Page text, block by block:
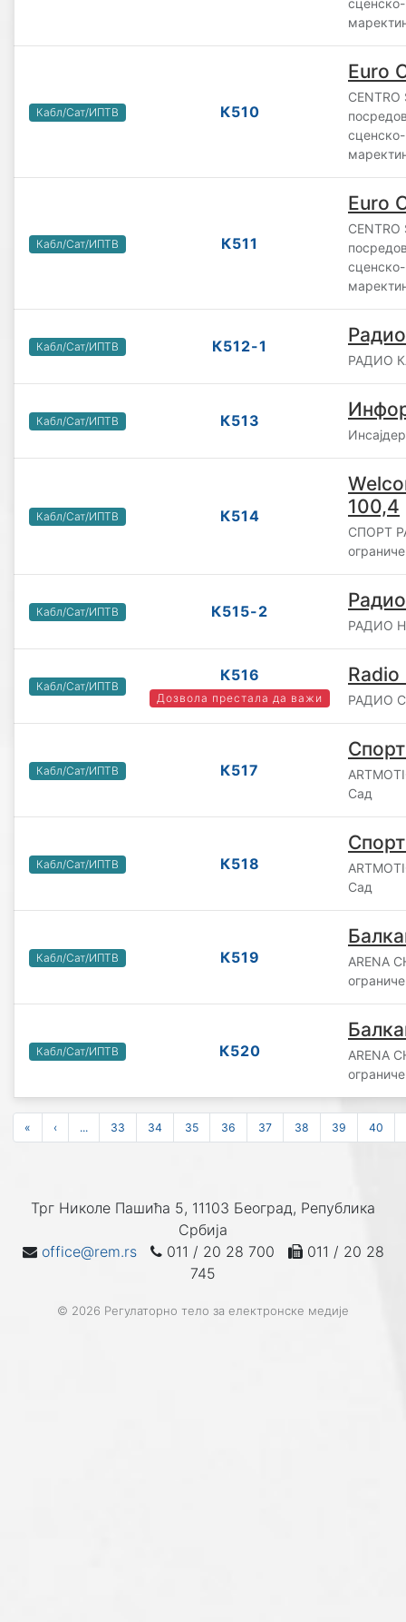
Кабл/Сат/ИПТВ К510
Euro
CENTRO
Кабл/Сат/ИПТВ К511
Euro
CENTRO
Кабл/Сат/ИПТВ К512-1
РАДИО
Кабл/Сат/ИПТВ К513
Кабл/Сат/ИПТВ К514
100,4
СПОРТ
Кабл/Сат/ИПТВ К515-2
РАДИО
Кабл/Сат/ИПТВ
К516
Дозвола престала да важи
Radio
РАДИО С
Кабл/Сат/ИПТВ К517
Сад
Кабл/Сат/ИПТВ К518
Сад
Кабл/Сат/ИПТВ К519
ARENA
Кабл/Сат/ИПТВ К520
ARENA
« ‹ ... 33 34 35 36 37 38 39 40
Трг Николе Пашића 5, 11103 Београд, Република
Србија
office@rem.rs
011 / 20 28 700
011 / 20 28
745
© 2026 Регулаторно тело за електронске медије